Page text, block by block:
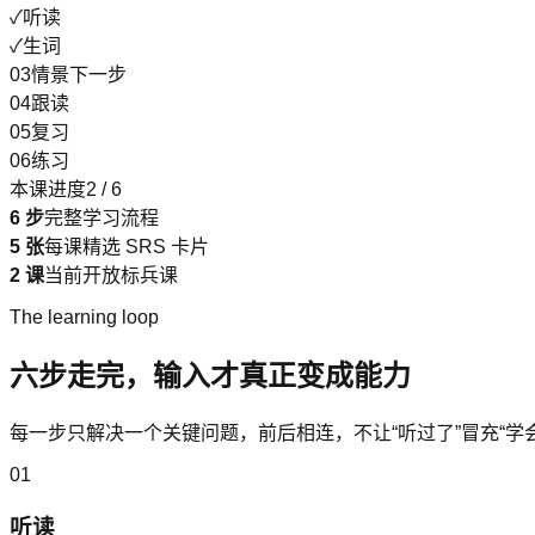
✓听读
✓生词
03情景下一步
04跟读
05复习
06练习
本课进度2 / 6
6 步完整学习流程
5 张每课精选 SRS 卡片
2 课当前开放标兵课
The learning loop
六步走完，输入才真正变成能力
每一步只解决一个关键问题，前后相连，不让“听过了”冒充“学
01
听读